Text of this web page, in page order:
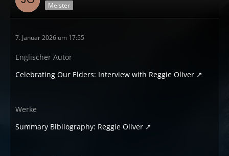
Meister
7. Januar 2026 um 17:55
Englischer Autor
Celebrating Our Elders: Interview with Reggie Oliver
Werke
Summary Bibliography: Reggie Oliver